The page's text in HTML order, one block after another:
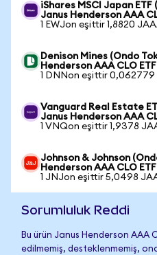
iShares MSCI Japan
Janus Henderson AAA
1 EWJon eşittir 1,8820
Denison Mines (Ondo
Henderson AAA CLO
1 DNNon eşittir 0,062779
Vanguard Real Estate
Janus Henderson AAA
1 VNQon eşittir 1,9378
Johnson & Johnson
Henderson AAA CLO
1 JNJon eşittir 5,0498
Sorumluluk Reddi
Bu ürün Janus Henderson AAA
edilmemiş, desteklenmemiş,